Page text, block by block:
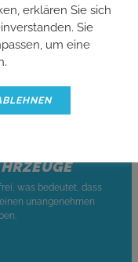
innerhalb von
was bedeutet, dass
unangenehmen
erklären Sie sich
Sie
um eine